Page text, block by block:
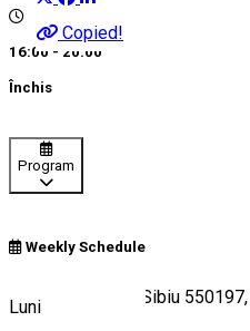
Copied!
16:00 - 20:00
Închis
Program
Weekly Schedule
Luni
Strada Malului 8, Sibiu